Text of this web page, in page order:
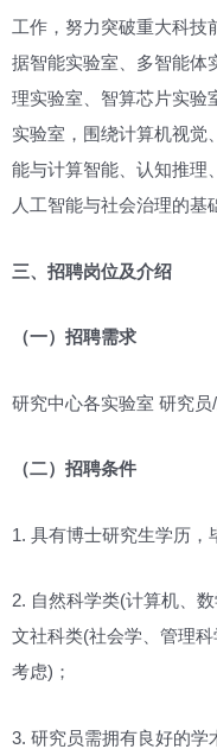
工作，努力突破重大科技
据智能实验室、多智能体
理实验室、智算芯片实验
实验室，围绕计算机视觉
能与计算智能、认知推理
人工智能与社会治理的基
三、招聘岗位及介绍
（一）招聘需求
研究中心各实验室 研究员/
（二）招聘条件
1. 具有博士研究生学历，
2. 自然科学类(计算机、
文社科类(社会学、管理
考虑)；
3. 研究员需拥有良好的学